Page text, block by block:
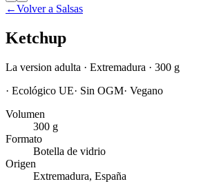
←Volver a Salsas
Ketchup
La version adulta · Extremadura · 300 g
· Ecológico UE· Sin OGM· Vegano
Volumen
300 g
Formato
Botella de vidrio
Origen
Extremadura, España